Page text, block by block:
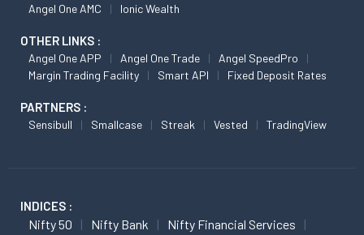
Angel One AMC Ionic Wealth
OTHER LINKS :
Angel One APP Angel One Trade
Angel SpeedPro
Margin Trading Facility
Smart API Fixed Deposit Rates
PARTNERS :
Sensibull Smallcase Streak Vested TradingView
INDICES :
Nifty 50 Nifty Bank
Nifty Financial Services